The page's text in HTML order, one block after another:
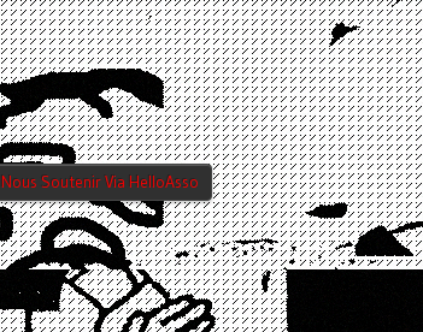
Nous Soutenir Via HelloAsso